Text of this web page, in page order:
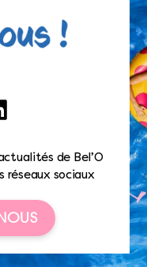
de Bel’O
réseaux sociaux